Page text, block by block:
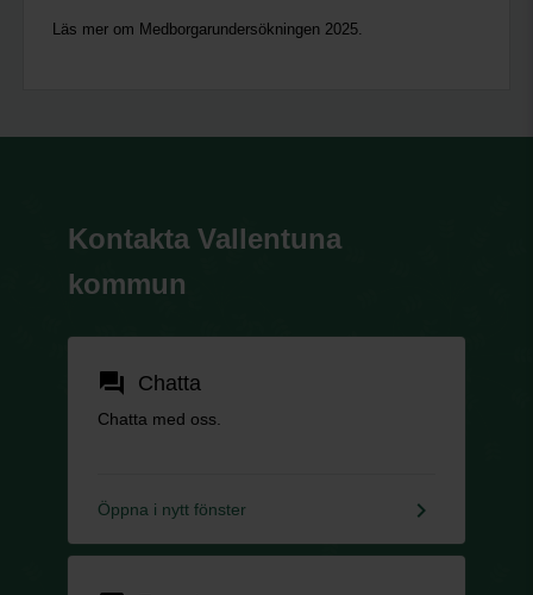
Läs mer om Medborgarundersökningen 2025.
Kontakta Vallentuna
kommun
forum Chatta
Chatta med oss.
Öppna i nytt fönster keyboard_arrow_right